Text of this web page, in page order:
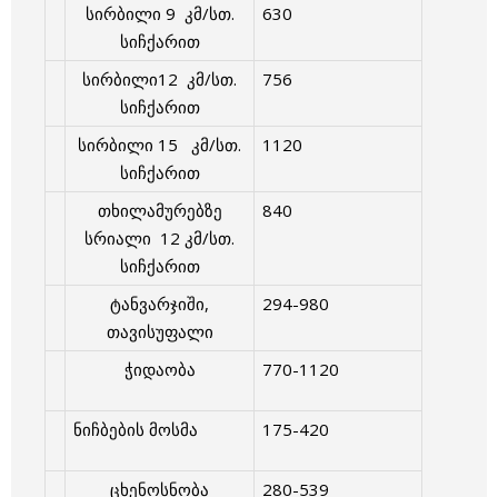
სირბილი 9 კმ/სთ.
სიჩქარით
630
სირბილი12 კმ/სთ.
სიჩქარით
756
სირბილი 15 კმ/სთ.
სიჩქარით
1120
თხილამურებზე
სრიალი 12 კმ/სთ.
სიჩქარით
840
ტანვარჯიში,
თავისუფალი
294-980
ჭიდაობა 770-1120
ნიჩბების მოსმა 175-420
ცხენოსნობა 280-539